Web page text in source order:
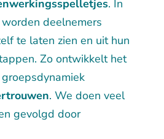
. In
deelnemers
te laten zien en uit hun
Zo ontwikkelt het
. We doen veel
gevolgd door